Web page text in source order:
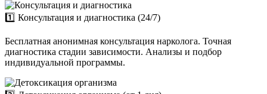
1️⃣ Консультация и диагностика (24/7)
Бесплатная анонимная консультация нарколога. Точная
диагностика стадии зависимости. Анализы и подбор
индивидуальной программы.